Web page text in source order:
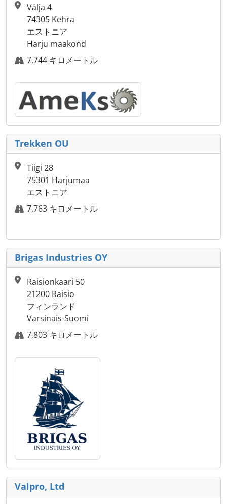
Välja 4
74305 Kehra
エストニア
Harju maakond
7,744 キロメートル
Trekken OU
Tiigi 28
75301 Harjumaa
エストニア
7,763 キロメートル
Brigas Industries OY
Raisionkaari 50
21200 Raisio
フィンランド
Varsinais-Suomi
7,803 キロメートル
Valpro, Ltd